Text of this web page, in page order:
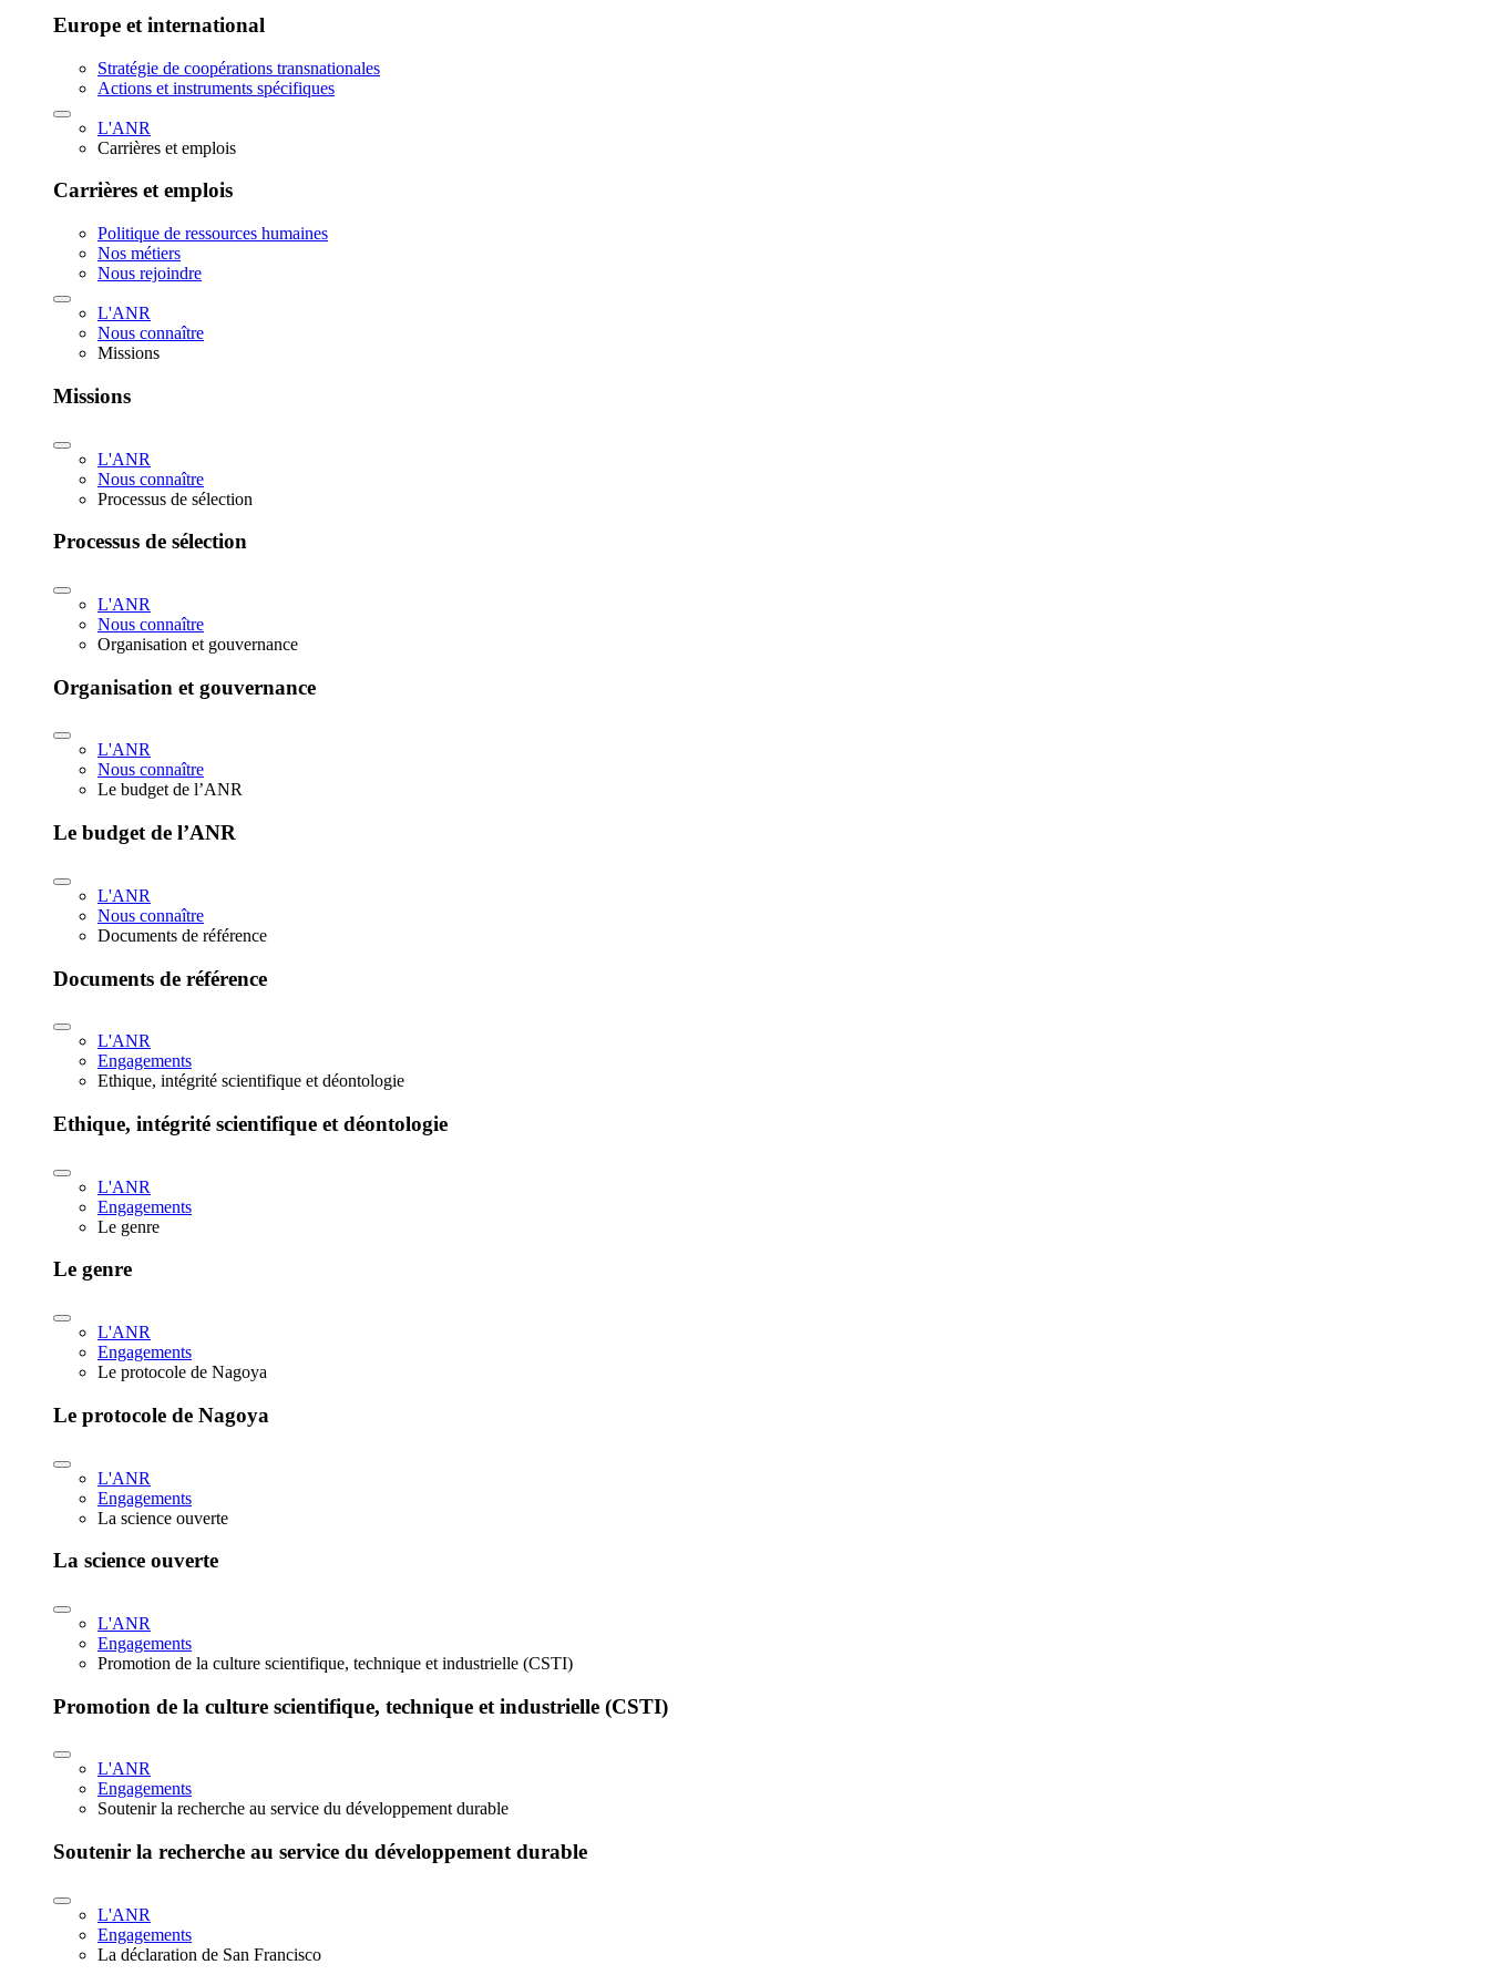
Europe et international
Stratégie de coopérations transnationales
Actions et instruments spécifiques
L'ANR
Carrières et emplois
Carrières et emplois
Politique de ressources humaines
Nos métiers
Nous rejoindre
L'ANR
Nous connaître
Missions
Missions
L'ANR
Nous connaître
Processus de sélection
Processus de sélection
L'ANR
Nous connaître
Organisation et gouvernance
Organisation et gouvernance
L'ANR
Nous connaître
Le budget de l’ANR
Le budget de l’ANR
L'ANR
Nous connaître
Documents de référence
Documents de référence
L'ANR
Engagements
Ethique, intégrité scientifique et déontologie
Ethique, intégrité scientifique et déontologie
L'ANR
Engagements
Le genre
Le genre
L'ANR
Engagements
Le protocole de Nagoya
Le protocole de Nagoya
L'ANR
Engagements
La science ouverte
La science ouverte
L'ANR
Engagements
Promotion de la culture scientifique, technique et industrielle (CSTI)
Promotion de la culture scientifique, technique et industrielle (CSTI)
L'ANR
Engagements
Soutenir la recherche au service du développement durable
Soutenir la recherche au service du développement durable
L'ANR
Engagements
La déclaration de San Francisco